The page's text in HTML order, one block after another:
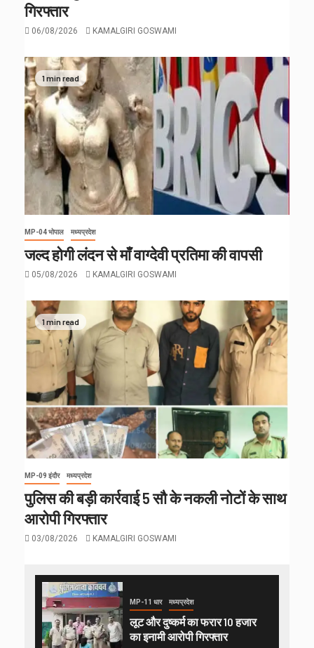
गिरफ्तार
06/08/2026 KAMALGIRI GOSWAMI
1 min read
MP-04 भोपाल मध्यप्रदेश
जल्द होगी लंदन से माँ वाग्देवी प्रतिमा की वापसी
05/08/2026 KAMALGIRI GOSWAMI
1 min read
MP-09 इंदौर मध्यप्रदेश
पुलिस की बड़ी कार्रवाई 5 सौ के नकली नोटों के साथ
आरोपी गिरफ्तार
03/08/2026 KAMALGIRI GOSWAMI
MP-11 धार मध्यप्रदेश
लूट और दुष्कर्म का फरार 10 हजार
का इनामी आरोपी गिरफ्तार